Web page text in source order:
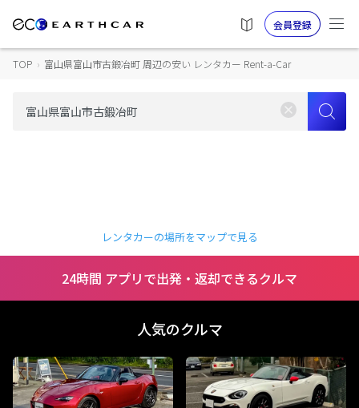
会員登録
TOP › 富山県富山市古鍛冶町 周辺の安い レンタカー Rent-a-Car
レンタカーの場所をマップで見る
24時間 アプリで出発・返却できるクルマ
人気のクルマ